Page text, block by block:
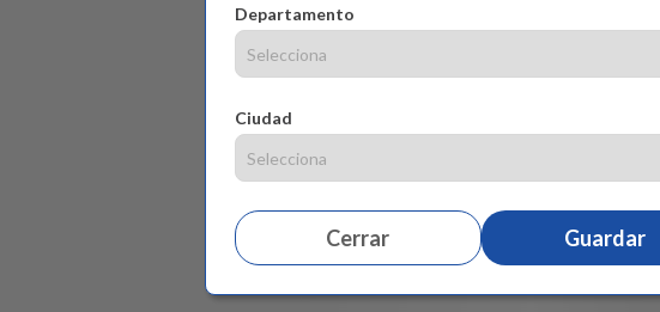
Departamento
Ciudad
Cerrar Guardar